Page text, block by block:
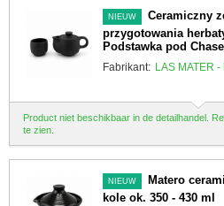
NIEUW
Ceramiczny
przygotowania
Podstawka pod
Fabrikant: LAS MATER
Product niet beschikbaar in de detailhandel.
te zien.
NIEUW
Matero
kole ok. 350 - 430 ml